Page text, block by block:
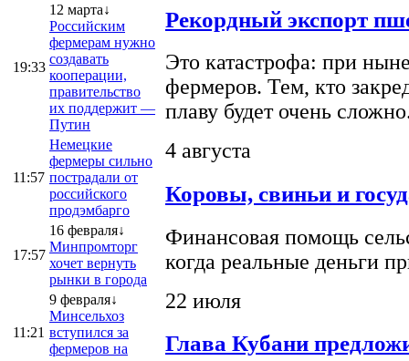
19:33
12 марта↓
Российским
фермерам нужно
создавать
кооперации,
правительство
их поддержит —
Путин
11:57
Немецкие
фермеры сильно
пострадали от
российского
продэмбарго
17:57
16 февраля↓
Минпромторг
хочет вернуть
рынки в города
11:21
9 февраля↓
Минсельхоз
вступился за
фермеров на
Рекордный экспорт
Это катастрофа: при
фермеров. Тем, кто
плаву будет очень
4 августа
Коровы, свиньи и
Финансовая помощь
когда реальные деньги
22 июля
Глава Кубани